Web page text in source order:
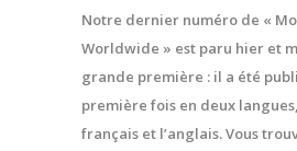
Notre dernier numéro de «
Worldwide » est paru hier et
grande première : il a été
première fois en deux
français et l’anglais. Vous